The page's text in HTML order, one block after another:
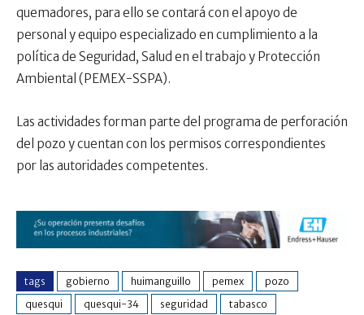
quemadores, para ello se contará con el apoyo de
personal y equipo especializado en cumplimiento a la
política de Seguridad, Salud en el trabajo y Protección
Ambiental (PEMEX-SSPA).
Las actividades forman parte del programa de perforación
del pozo y cuentan con los permisos correspondientes
por las autoridades competentes.
tags gobierno huimanguillo pemex
pozo
quesqui
quesqui-34 seguridad tabasco